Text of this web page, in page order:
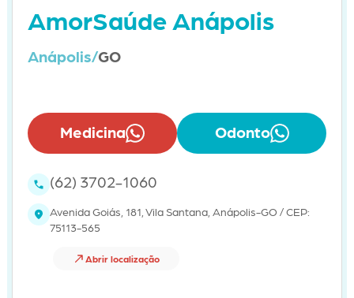
AmorSaúde Anápolis
Anápolis/GO
Medicina Odonto
(62) 3702-1060
Avenida Goiás, 181, Vila Santana, Anápolis-GO / CEP:
75113-565
Abrir localização